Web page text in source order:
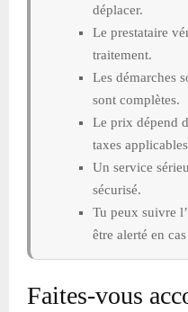
déplacer.
Le prestataire
traitement.
Les démarches
sont complètes.
Le prix dépend
taxes
Un service
sécurisé.
Tu peux suivre
être alerté en
Faites-vous